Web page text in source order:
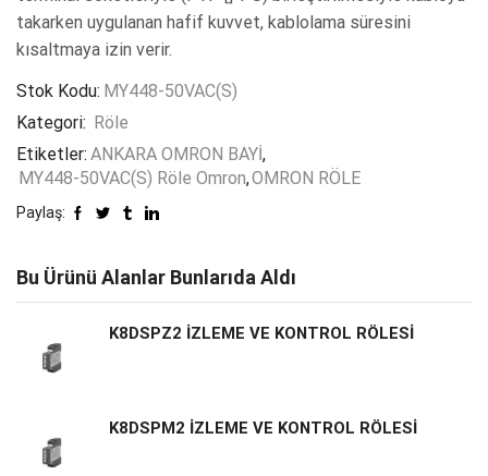
takarken uygulanan hafif kuvvet, kablolama süresini
kısaltmaya izin verir.
Stok Kodu: MY448-50VAC(S)
Kategori: Röle
Etiketler: ANKARA OMRON BAYİ,
MY448-50VAC(S) Röle Omron,OMRON RÖLE
Paylaş:
Bu Ürünü Alanlar Bunlarıda Aldı
K8DSPZ2 İZLEME VE KONTROL RÖLESİ
K8DSPM2 İZLEME VE KONTROL RÖLESİ